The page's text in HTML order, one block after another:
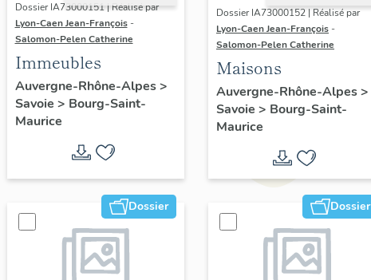
Dossier IA73000151 | Réalisé par
Lyon-Caen Jean-François -
Salomon-Pelen Catherine
Immeubles
Auvergne-Rhône-Alpes>
Savoie > Bourg-Saint-
Maurice
Dossier IA73000152 | Réalisé par
Lyon-Caen Jean-François -
Salomon-Pelen Catherine
Maisons
Auvergne-Rhône-Alpes>
Savoie > Bourg-Saint-
Maurice
Dossier Dossier